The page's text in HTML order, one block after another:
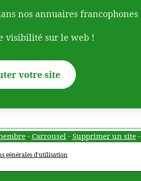
nos annuaires francophones
visibilité sur le web !
votre site
- Carrousel- Supprimer un site-
générales d'utilisation